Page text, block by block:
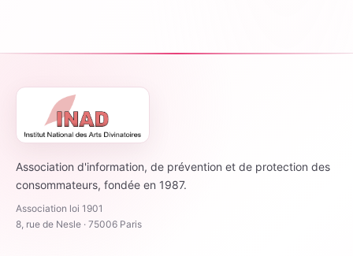
Association d'information, de prévention et de protection des
consommateurs, fondée en 1987.
Association loi 1901
8, rue de Nesle · 75006 Paris